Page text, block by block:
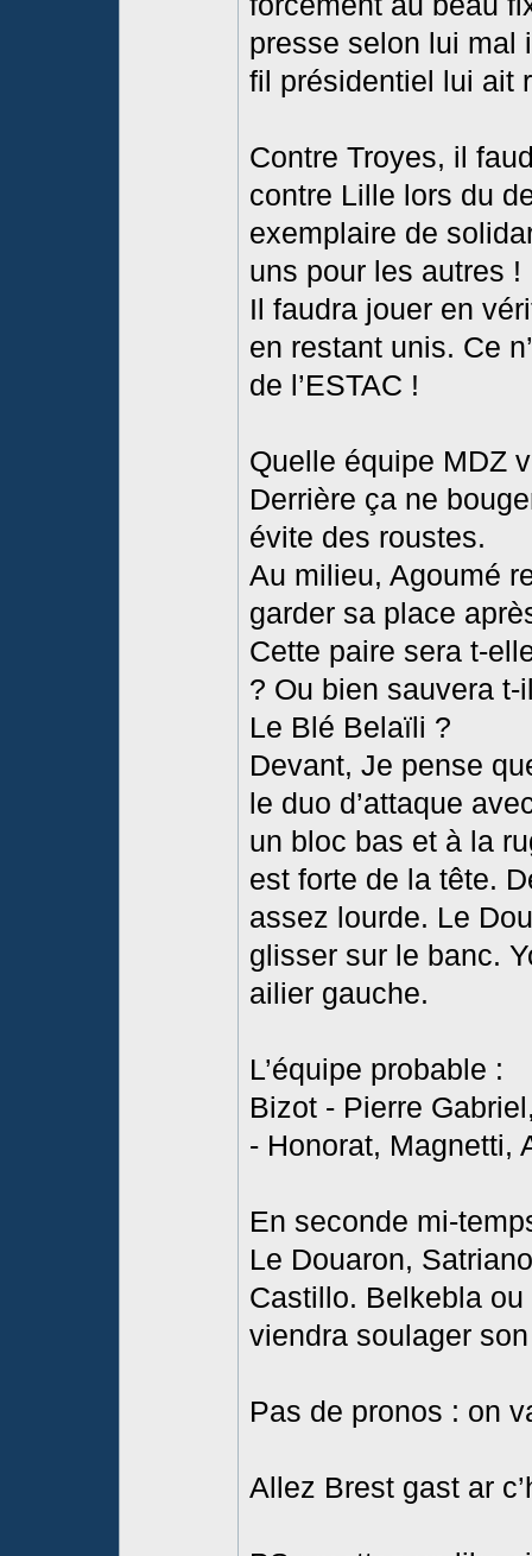
presse selon lui
fil présidentiel lui ait
Contre Troyes, il
contre Lille lors du
exemplaire de
uns pour les autres !
Il faudra jouer en
en restant unis. Ce
de l’ESTAC !
Quelle équipe MDZ
Derrière ça ne
évite des roustes.
Au milieu, Agoumé
garder sa place
Cette paire sera t-
? Ou bien sauvera
Le Blé Belaïli ?
Devant, Je pense
le duo d’attaque
un bloc bas et à la
est forte de la tête.
assez lourde. Le
glisser sur le banc.
ailier gauche.
L’équipe probable :
Bizot - Pierre
- Honorat, Magnetti,
En seconde mi-
Le Douaron,
Castillo. Belkebla
viendra soulager
Pas de pronos : on
Allez Brest gast ar